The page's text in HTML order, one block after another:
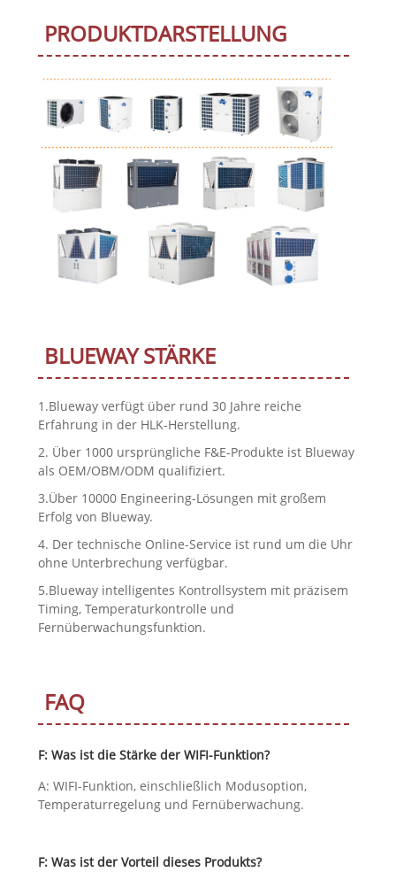
PRODUKTDARSTELLUNG
BLUEWAY STÄRKE
1.Blueway verfügt über rund 30 Jahre reiche
Erfahrung in der HLK-Herstellung.
2. Über 1000 ursprüngliche F&E-Produkte ist Blueway
als OEM/OBM/ODM qualifiziert.
3.Über 10000 Engineering-Lösungen mit großem
Erfolg von Blueway.
4. Der technische Online-Service ist rund um die Uhr
ohne Unterbrechung verfügbar.
5.Blueway intelligentes Kontrollsystem mit präzisem
Timing, Temperaturkontrolle und
Fernüberwachungsfunktion.
FAQ
F: Was ist die Stärke der WIFI-Funktion?
A: WIFI-Funktion, einschließlich Modusoption,
Temperaturregelung und Fernüberwachung.
F: Was ist der Vorteil dieses Produkts?